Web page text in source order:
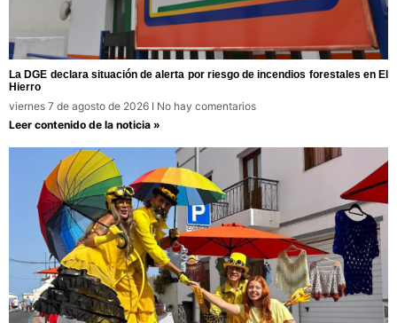
La DGE declara situación de alerta por riesgo de incendios forestales en El
Hierro
viernes 7 de agosto de 2026
No hay comentarios
Leer contenido de la noticia »